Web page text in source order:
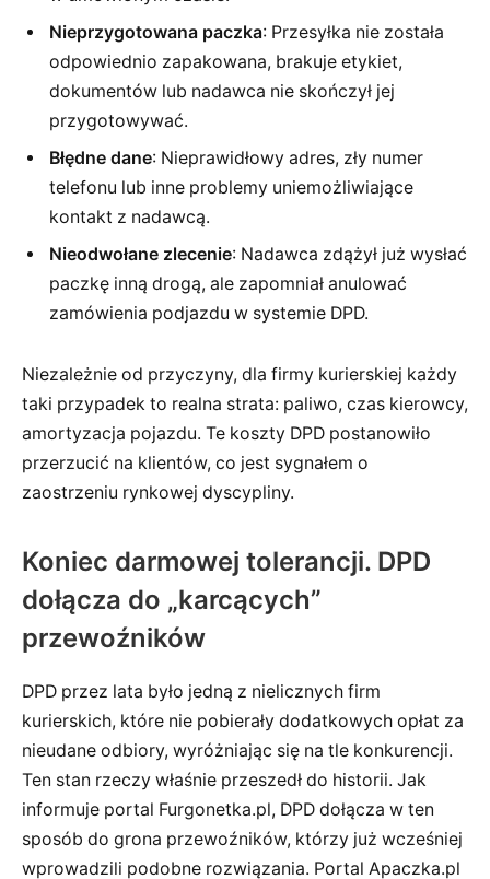
Nieprzygotowana paczka: Przesyłka nie została
odpowiednio zapakowana, brakuje etykiet,
dokumentów lub nadawca nie skończył jej
przygotowywać.
Błędne dane: Nieprawidłowy adres, zły numer
telefonu lub inne problemy uniemożliwiające
kontakt z nadawcą.
Nieodwołane zlecenie: Nadawca zdążył już wysłać
paczkę inną drogą, ale zapomniał anulować
zamówienia podjazdu w systemie DPD.
Niezależnie od przyczyny, dla firmy kurierskiej każdy
taki przypadek to realna strata: paliwo, czas kierowcy,
amortyzacja pojazdu. Te koszty DPD postanowiło
przerzucić na klientów, co jest sygnałem o
zaostrzeniu rynkowej dyscypliny.
Koniec darmowej tolerancji. DPD
dołącza do „karcących”
przewoźników
DPD przez lata było jedną z nielicznych firm
kurierskich, które nie pobierały dodatkowych opłat za
nieudane odbiory, wyróżniając się na tle konkurencji.
Ten stan rzeczy właśnie przeszedł do historii. Jak
informuje portal Furgonetka.pl, DPD dołącza w ten
sposób do grona przewoźników, którzy już wcześniej
wprowadzili podobne rozwiązania. Portal Apaczka.pl